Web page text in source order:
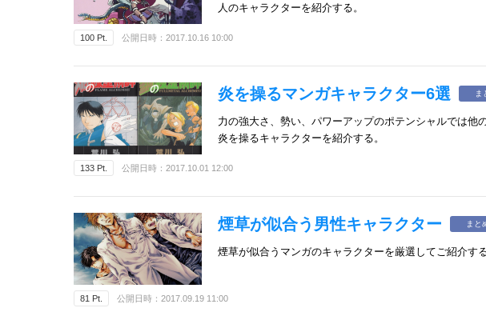
人のキャラクターを紹介する。
100 Pt. 公開日時：2017.10.16 10:00
炎を操るマンガキャラクター6選 ま
力の強大さ、勢い、パワーアップのポテンシャルでは他
炎を操るキャラクターを紹介する。
133 Pt. 公開日時：2017.10.01 12:00
煙草が似合う男性キャラクター まと
煙草が似合うマンガのキャラクターを厳選してご紹介する
81 Pt. 公開日時：2017.09.19 11:00